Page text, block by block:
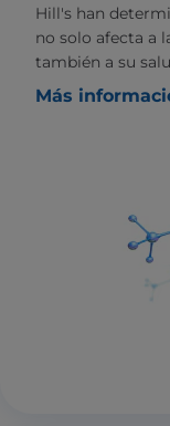
Hill's han
no solo afecta a
también a su
Más